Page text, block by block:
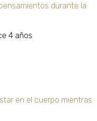
durante la
4 años
en el cuerpo mientras